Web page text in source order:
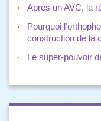
Après un AVC, la
Pourquoi
construction de la
Le super-pouvoir